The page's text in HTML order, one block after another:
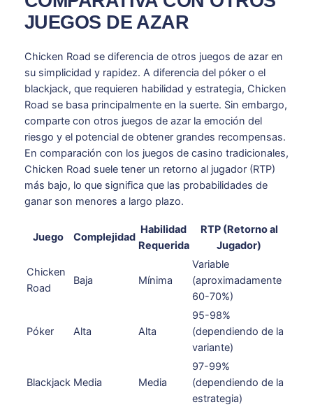
JUEGOS DE AZAR
Chicken Road se diferencia de otros juegos de azar en
su simplicidad y rapidez. A diferencia del póker o el
blackjack, que requieren habilidad y estrategia, Chicken
Road se basa principalmente en la suerte. Sin embargo,
comparte con otros juegos de azar la emoción del
riesgo y el potencial de obtener grandes recompensas.
En comparación con los juegos de casino tradicionales,
Chicken Road suele tener un retorno al jugador (RTP)
más bajo, lo que significa que las probabilidades de
ganar son menores a largo plazo.
Juego Complejidad
Habilidad
Requerida
RTP (Retorno al
Jugador)
Chicken
Road
Baja Mínima
Variable
(aproximadamente
60-70%)
Póker Alta Alta
95-98%
(dependiendo de la
variante)
Blackjack Media Media
97-99%
(dependiendo de la
estrategia)